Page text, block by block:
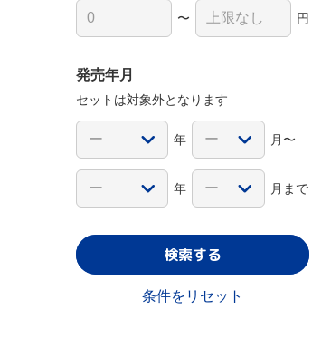
〜 円
発売年月
セットは対象外となります
年 月〜
年 月まで
検索する
条件をリセット